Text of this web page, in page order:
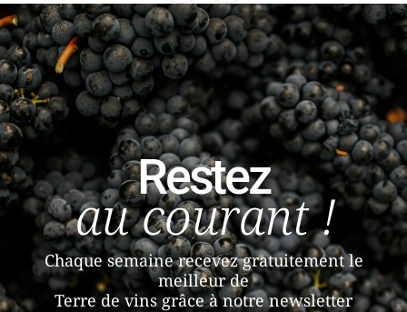
Restez
au courant !
Chaque semaine recevez gratuitement le
meilleur de
Terre de vins grâce à notre newsletter